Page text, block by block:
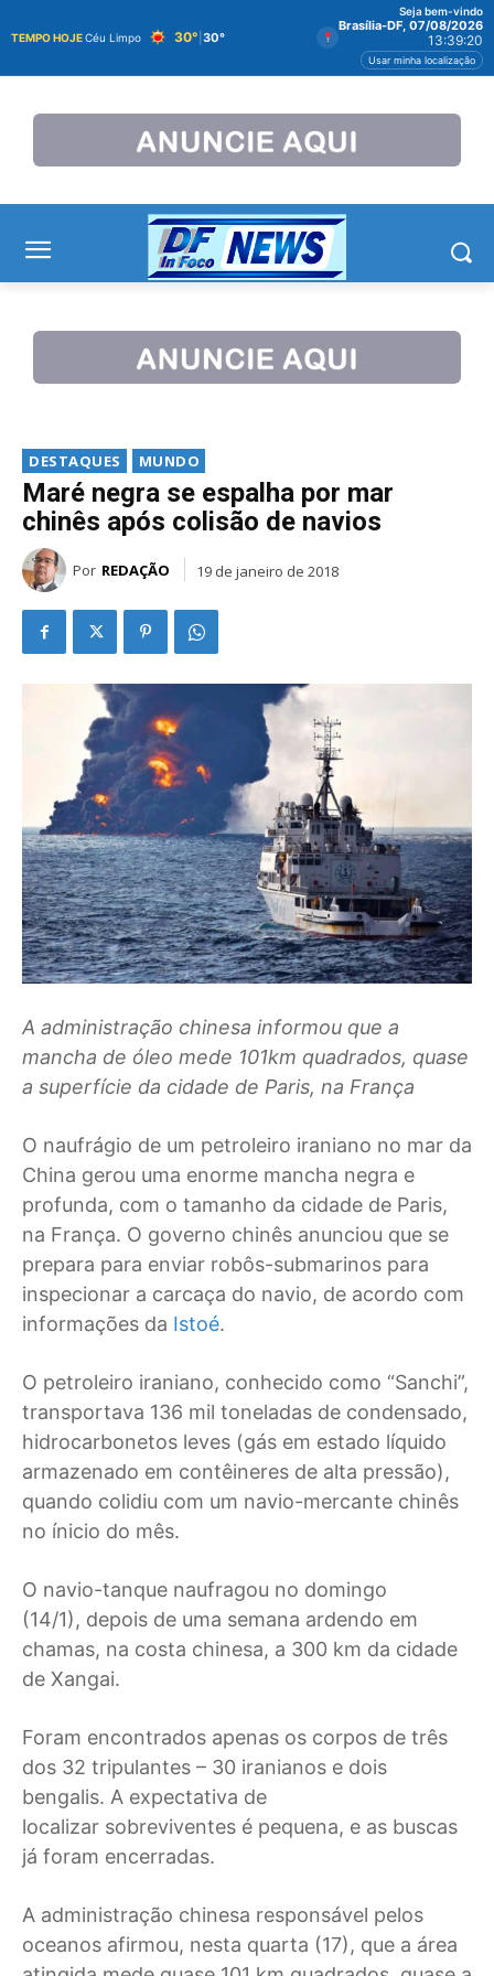
TEMPO HOJECéu Limpo 30° 30°
Seja bem-vindo
Brasília-DF, 07/08/2026
13:39:20
Usar minha localização
DESTAQUES MUNDO
Maré negra se espalha por mar
chinês após colisão de navios
Por REDAÇÃO 19 de janeiro de 2018
A administração chinesa informou que a
mancha de óleo mede 101km quadrados, quase
a superfície da cidade de Paris, na França
O naufrágio de um petroleiro iraniano no mar da
China gerou uma enorme mancha negra e
profunda, com o tamanho da cidade de Paris,
na França. O governo chinês anunciou que se
prepara para enviar robôs-submarinos para
inspecionar a carcaça do navio, de acordo com
informações da Istoé.
O petroleiro iraniano, conhecido como “Sanchi”,
transportava 136 mil toneladas de condensado,
hidrocarbonetos leves (gás em estado líquido
armazenado em contêineres de alta pressão),
quando colidiu com um navio-mercante chinês
no ínicio do mês.
O navio-tanque naufragou no domingo
(14/1), depois de uma semana ardendo em
chamas, na costa chinesa, a 300 km da cidade
de Xangai.
Foram encontrados apenas os corpos de três
dos 32 tripulantes – 30 iranianos e dois
bengalis. A expectativa de
localizar sobreviventes é pequena, e as buscas
já foram encerradas.
A administração chinesa responsável pelos
oceanos afirmou, nesta quarta (17), que a área